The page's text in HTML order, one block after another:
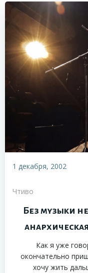
1 декабря, 2002
Чтиво
Без музыки
Как я уже
окончательно
хочу жить